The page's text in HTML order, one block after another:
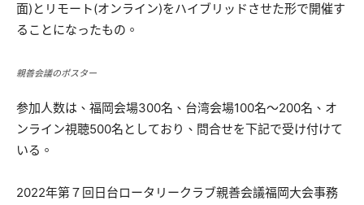
面)とリモート(オンライン)をハイブリッドさせた形で開催す
ることになったもの。
親善会議のポスター
参加人数は、福岡会場300名、台湾会場100名～200名、オ
ンライン視聴500名としており、問合せを下記で受け付けて
いる。
2022年第７回日台ロータリークラブ親善会議福岡大会事務